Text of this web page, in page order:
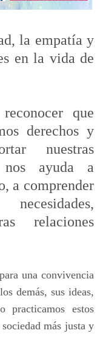
la empatía y
en la vida de
que
derechos y
nuestras
nos ayuda a
a comprender
relaciones
una convivencia
demás, sus ideas,
practicamos estos
más justa y